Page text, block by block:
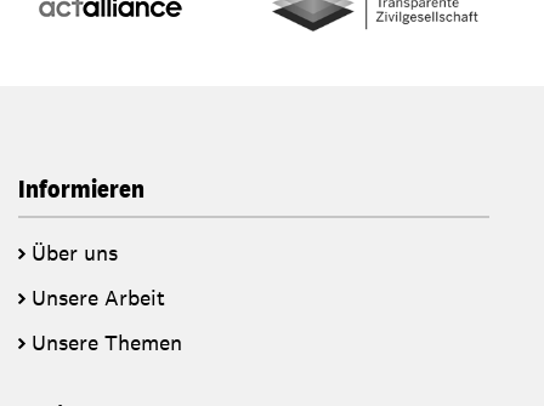
Informieren
Über uns
Unsere Arbeit
Unsere Themen